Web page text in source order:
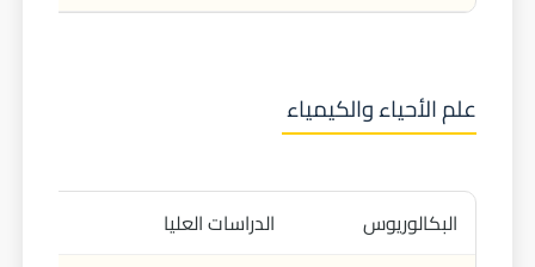
علم الأحياء والكيمياء
البكالوريوس
الدراسات العليا